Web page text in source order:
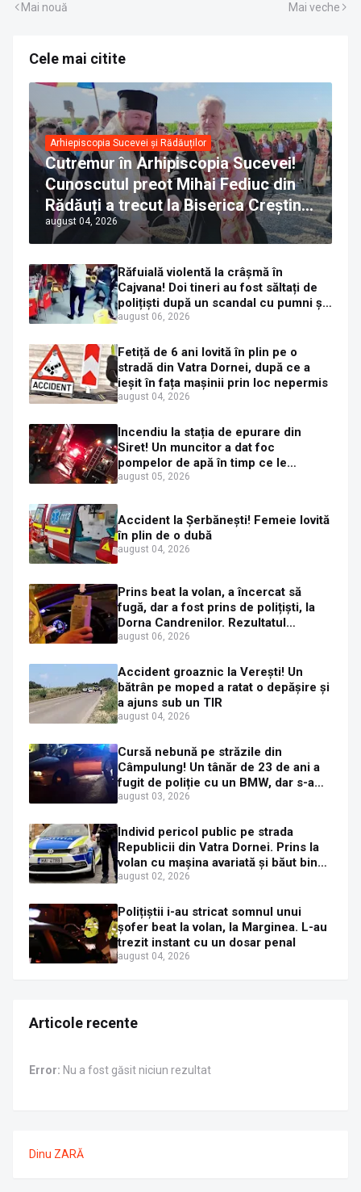
Mai nouă Mai veche
Cele mai citite
Arhiepiscopia Sucevei și Rădăuților
Cutremur în Arhipiscopia Sucevei!
Cunoscutul preot Mihai Fediuc din
Rădăuți a trecut la Biserica Creștină
Ortodoxă Valahă. ÎPS Calinic anunță
că îi pregătește judecata canonică
august 04, 2026
Răfuială violentă la crâșmă în
Cajvana! Doi tineri au fost săltați de
polițiști după un scandal cu pumni și
mașini distruse
august 06, 2026
Fetiță de 6 ani lovită în plin pe o
stradă din Vatra Dornei, după ce a
ieșit în fața mașinii prin loc nepermis
august 04, 2026
Incendiu la stația de epurare din
Siret! Un muncitor a dat foc
pompelor de apă în timp ce le
alimenta cu combustibil
august 05, 2026
Accident la Șerbănești! Femeie lovită
în plin de o dubă
august 04, 2026
Prins beat la volan, a încercat să
fugă, dar a fost prins de polițiști, la
Dorna Candrenilor. Rezultatul
etilotestului: 1,59 mg/l alcool pur în
august 06, 2026
Accident groaznic la Verești! Un
bătrân pe moped a ratat o depășire și
a ajuns sub un TIR
august 04, 2026
Cursă nebună pe străzile din
Câmpulung! Un tânăr de 23 de ani a
fugit de poliție cu un BMW, dar s-a
oprit într-un gard de pe strada
august 03, 2026
Individ pericol public pe strada
Republicii din Vatra Dornei. Prins la
volan cu mașina avariată și băut bine,
în plină zi
august 02, 2026
Polițiștii i-au stricat somnul unui
șofer beat la volan, la Marginea. L-au
trezit instant cu un dosar penal
august 04, 2026
Articole recente
Error: Nu a fost găsit niciun rezultat
Dinu ZARĂ